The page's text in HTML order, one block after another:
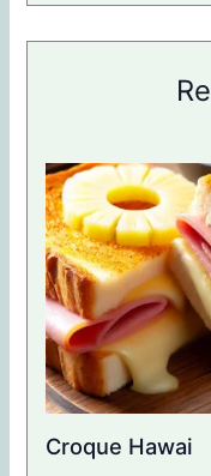
Croque Hawai